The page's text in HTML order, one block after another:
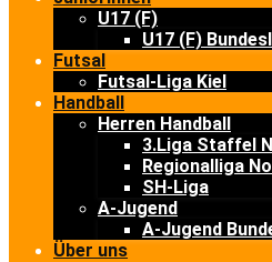
U17 (F)
U17 (F)
Futsal
Futsal-Liga Kiel
Handball
Herren Handball
3.Liga Staffel
Regionalliga
SH-Liga
A-Jugend
A-Jugend
Über uns